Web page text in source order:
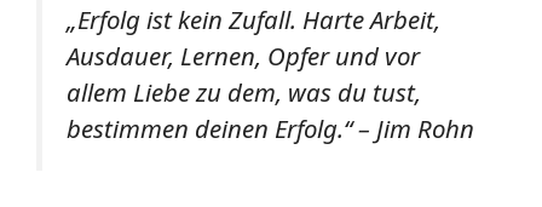
„Erfolg ist kein Zufall. Harte Arbeit,
Ausdauer, Lernen, Opfer und vor
allem Liebe zu dem, was du tust,
bestimmen deinen Erfolg.“ – Jim Rohn